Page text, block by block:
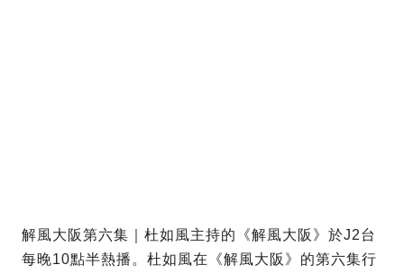
解風大阪第六集｜杜如風主持的《解風大阪》於J2台
每晚10點半熱播。杜如風在《解風大阪》的第六集行